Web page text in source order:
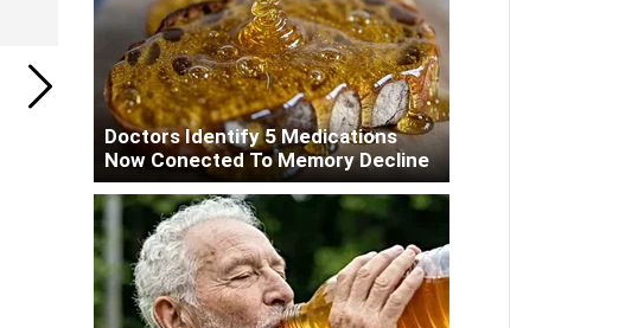
Doctors Identify 5 Medications
Now Conected To Memory Decline